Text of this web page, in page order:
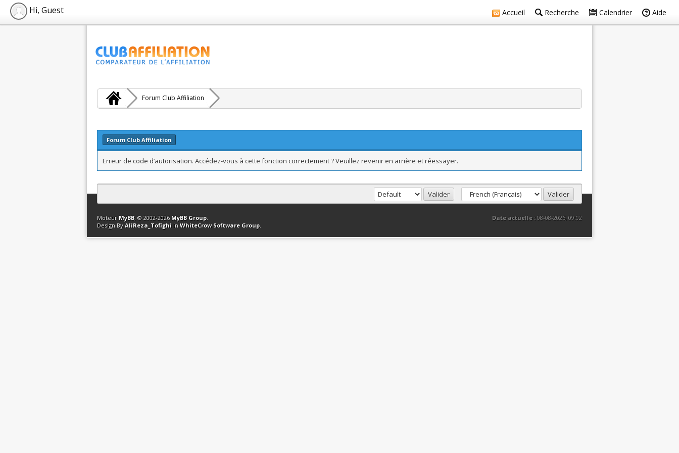
Accueil Recherche Calendrier Aide
Hi, Guest
Forum Club Affiliation
Forum Club Affiliation
Erreur de code d’autorisation. Accédez-vous à cette fonction correctement ? Veuillez revenir en arrière et réessayer.
Contact Club Affiliation Retourner en haut Version bas-débit (Archivé) Syndication RSS
Date actuelle :08-08-2026, 09:02
Moteur MyBB, © 2002-2026 MyBB Group.
Design By AliReza_Tofighi In WhiteCrow Software Group.